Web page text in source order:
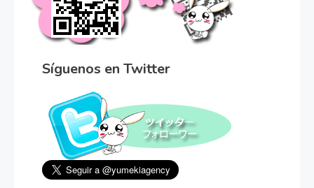
Síguenos en Twitter